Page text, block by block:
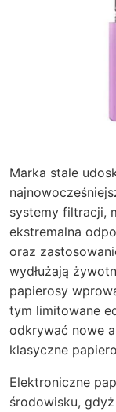
Marka stale
systemy filtracji,
ekstremalna
oraz
wydłużają
papierosy
tym limitowane
odkrywać nowe
klasyczne
Elektroniczne
środowisku,